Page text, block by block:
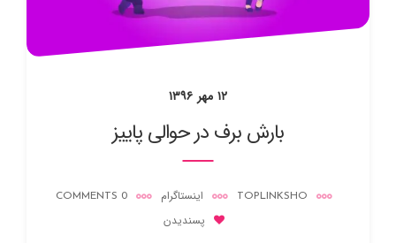
۱۲ مهر ۱۳۹۶
بارش برف در حوالی پاییز
TOPLINKSHO اینستاگرام 0 COMMENTS
پسندیدن